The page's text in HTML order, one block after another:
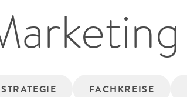
STRATEGIE FACHKREISE